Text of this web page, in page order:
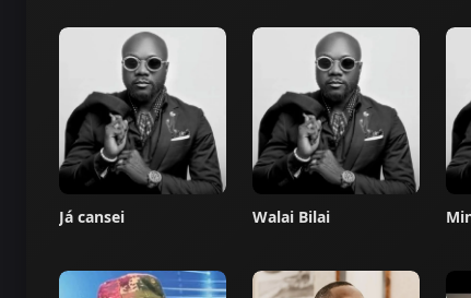
Já cansei Walai Bilai